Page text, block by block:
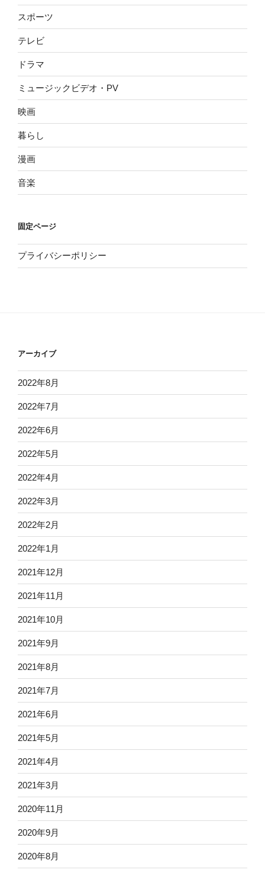
スポーツ
テレビ
ドラマ
ミュージックビデオ・PV
映画
暮らし
漫画
音楽
固定ページ
プライバシーポリシー
アーカイブ
2022年8月
2022年7月
2022年6月
2022年5月
2022年4月
2022年3月
2022年2月
2022年1月
2021年12月
2021年11月
2021年10月
2021年9月
2021年8月
2021年7月
2021年6月
2021年5月
2021年4月
2021年3月
2020年11月
2020年9月
2020年8月